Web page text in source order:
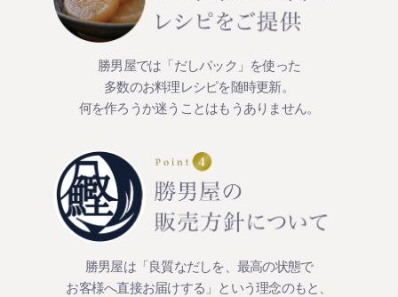
勝男屋では「だしパック」を使った
多数のお料理レシピを随時更新。
何を作ろうか迷うことはもうありません。
勝男屋は「良質なだしを、最高の状態で
お客様へ直接お届けする」という理念のもと、